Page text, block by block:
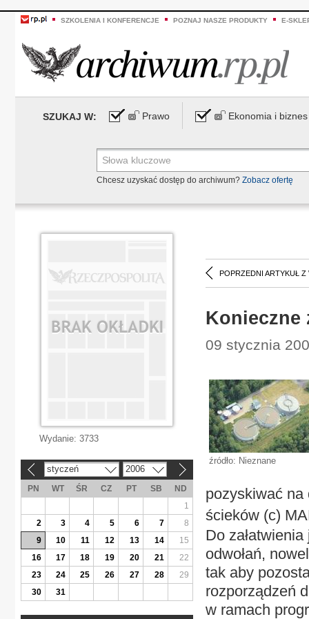
SZKOLENIA I KONFERENCJE POZNAJ NASZE PRODUKTY E-
SZUKAJ W: Prawo Ekonomia i biznes
Chcesz uzyskać dostęp do archiwum? Zobacz ofertę
POPRZEDNI ARTYKUŁ Z
Konieczne
09 stycznia
źródło: Nieznane
pozyskiwać na
ścieków (c)
Do
odwołań,
tak aby
rozporządzeń
w ramach
Wydanie: 3733
styczeń 2006
PN WT ŚR CZ PT SB
ND
1
2
3 4 5 6 7
8
9
10 11 12 13 14
15
16
17 18 19 20 21
22
23
24 25 26 27 28
29
30
31